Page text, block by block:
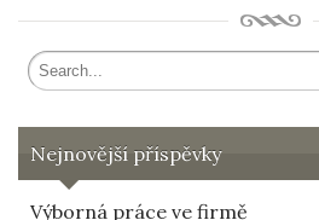
Nejnovější příspěvky
Výborná práce ve firmě